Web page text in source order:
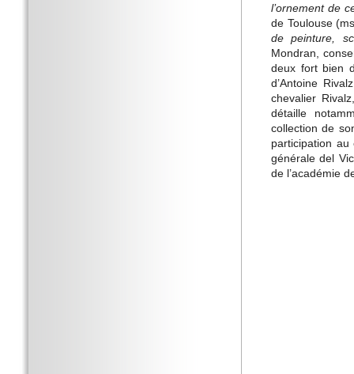
l’ornement de
de Toulouse
de peinture,
Mondran,
deux fort bien
d’Antoine
chevalier
détaille
collection de
participation au
générale del
de l’académie